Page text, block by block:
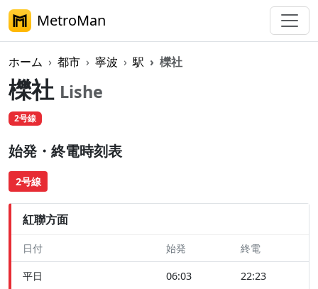
MetroMan
ホーム 都市 寧波 駅 櫟社
櫟社 Lishe
2号線
始発・終電時刻表
2号線
紅聯方面
日付 始発 終電
平日 06:03 22:23